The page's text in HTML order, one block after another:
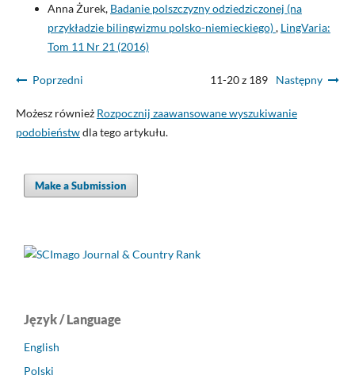
Anna Żurek, Badanie polszczyzny odziedziczonej (na
przykładzie bilingwizmu polsko-niemieckiego), LingVaria:
Tom 11 Nr 21 (2016)
Poprzedni 11-20 z 189 Następny
Możesz również Rozpocznij zaawansowane wyszukiwanie
podobieństwdla tego artykułu.
Make a Submission
Język / Language
English
Polski